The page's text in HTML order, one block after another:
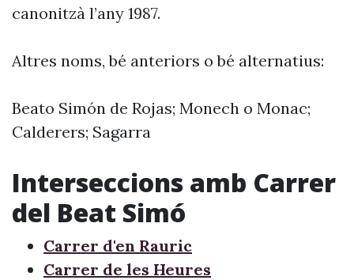
canonitzà l’any 1987.
Altres noms, bé anteriors o bé alternatius:
Beato Simón de Rojas; Monech o Monac;
Calderers; Sagarra
Interseccions amb Carrer
del Beat Simó
Carrer d'en Rauric
Carrer de les Heures